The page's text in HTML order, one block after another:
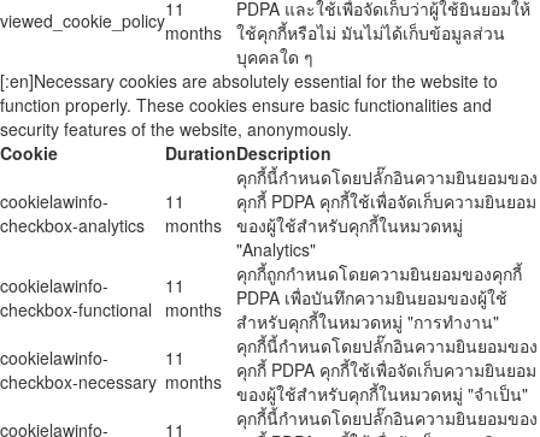
viewed_cookie_policy11
months
PDPA และใช้เพื่อจัดเก็บว่าผู้ใช้ยินยอมให้
ใช้คุกกี้หรือไม่ มันไม่ได้เก็บข้อมูลส่วน
บุคคลใด ๆ
[:en]Necessary cookies are absolutely essential for the website to
function properly. These cookies ensure basic functionalities and
security features of the website, anonymously.
Cookie
DurationDescription
cookielawinfo-
checkbox-analytics
11
months
คุกกี้นี้กำหนดโดยปลั๊กอินความยินยอมของ
คุกกี้ PDPA คุกกี้ใช้เพื่อจัดเก็บความยินยอม
ของผู้ใช้สำหรับคุกกี้ในหมวดหมู่
"Analytics"
cookielawinfo-
checkbox-functional
11
months
คุกกี้ถูกกำหนดโดยความยินยอมของคุกกี้
PDPA เพื่อบันทึกความยินยอมของผู้ใช้
สำหรับคุกกี้ในหมวดหมู่ "การทำงาน"
cookielawinfo-
checkbox-necessary
11
months
คุกกี้นี้กำหนดโดยปลั๊กอินความยินยอมของ
คุกกี้ PDPA คุกกี้ใช้เพื่อจัดเก็บความยินยอม
ของผู้ใช้สำหรับคุกกี้ในหมวดหมู่ "จำเป็น"
cookielawinfo-
11
คุกกี้นี้กำหนดโดยปลั๊กอินความยินยอมของ